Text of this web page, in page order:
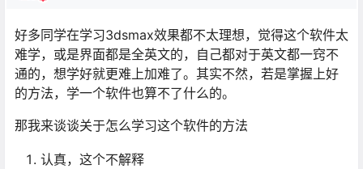
好多同学在学习3dsmax效果都不太理想，觉得这个软件太
难学，或是界面都是全英文的，自己都对于英文都一窍不
通的，想学好就更难上加难了。其实不然，若是掌握上好
的方法，学一个软件也算不了什么的。
那我来谈谈关于怎么学习这个软件的方法
认真，这个不解释